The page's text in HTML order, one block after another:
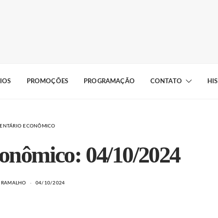
PROMOÇÕES PROGRAMAÇÃO CONTATO
ECONÔMICO
04/10/2024
04/10/2024